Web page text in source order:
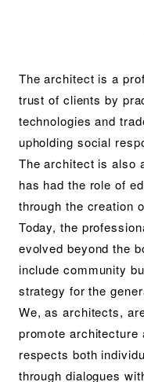
The architect is a
trust of clients by
technologies and
upholding social
The architect is also
has had the role of
through the creation
Today, the
evolved beyond the
include community
strategy for the
We, as architects,
promote architecture
respects both
through dialogues